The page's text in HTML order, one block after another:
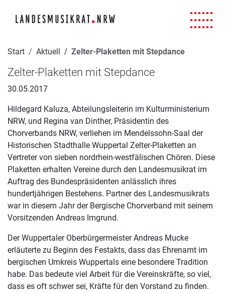
Start Aktuell Zelter-Plaketten mit Stepdance
Zelter-Plaketten mit Stepdance
30.05.2017
Hildegard Kaluza, Abteilungsleiterin im Kulturministerium
NRW, und Regina van Dinther, Präsidentin des
Chorverbands NRW, verliehen im Mendelssohn-Saal der
Historischen Stadthalle Wuppertal Zelter-Plaketten an
Vertreter von sieben nordrhein-westfälischen Chören. Diese
Plaketten erhalten Vereine durch den Landesmusikrat im
Auftrag des Bundespräsidenten anlässlich ihres
hundertjährigen Bestehens. Partner des Landesmusikrats
war in diesem Jahr der Bergische Chorverband mit seinem
Vorsitzenden Andreas Imgrund.
Der Wuppertaler Oberbürgermeister Andreas Mucke
erläuterte zu Beginn des Festakts, dass das Ehrenamt im
bergischen Umkreis Wuppertals eine besondere Tradition
habe. Das bedeute viel Arbeit für die Vereinskräfte, so viel,
dass es oft schwer sei, Kräfte für den Vorstand zu finden.